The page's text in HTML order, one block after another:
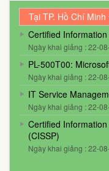
Tại TP. Hồ Chí Minh
Certified
Ngày khai giảng : 22-
PL-500T00:
Ngày khai giảng : 22-
IT Service
Ngày khai giảng : 22-
Certified
(CISSP)
Ngày khai giảng : 22-